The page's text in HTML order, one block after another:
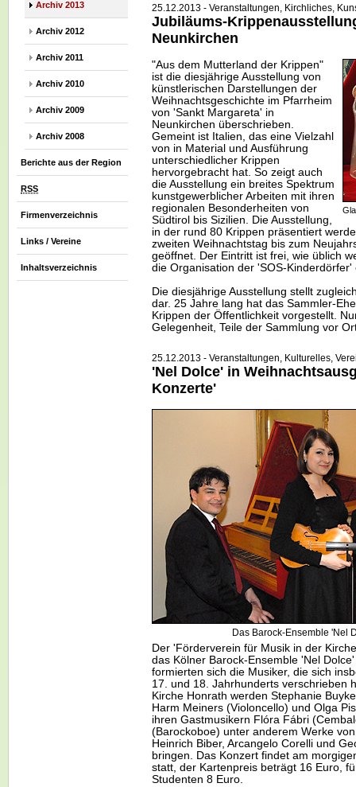
Archiv 2013
Archiv 2012
Archiv 2011
Archiv 2010
Archiv 2009
Archiv 2008
Berichte aus der Region
RSS
Firmenverzeichnis
Links / Vereine
Inhaltsverzeichnis
25.12.2013 - Veranstaltungen, Kirchliches,
Jubiläums-
Neunkirchen
"Aus dem Mutterland der Krippen"
ist die diesjährige Ausstellung von
künstlerischen Darstellungen der
Weihnachtsgeschichte im Pfarrheim
von 'Sankt Margareta' in
Neunkirchen überschrieben.
Gemeint ist Italien, das eine Vielzahl
von in Material und Ausführung
unterschiedlicher Krippen
hervorgebracht hat. So zeigt auch
die Ausstellung ein breites Spektrum
kunstgewerblicher Arbeiten mit ihren
regionalen Besonderheiten von
Südtirol bis Sizilien. Die Ausstellung,
in der rund 80 Krippen präsentiert
zweiten Weihnachtstag bis zum
geöffnet. Der Eintritt ist frei, wie üblich
die Organisation der 'SOS-Kinderdörfer'
Die diesjährige Ausstellung stellt
dar. 25 Jahre lang hat das Sammler-
Krippen der Öffentlichkeit vorgestellt.
Gelegenheit, Teile der Sammlung vor
25.12.2013 - Veranstaltungen, Kulturelles,
'Nel Dolce' in
Konzerte'
Das Barock-Ensemble 'Nel
Der 'Förderverein für Musik in der
das Kölner Barock-Ensemble 'Nel
formierten sich die Musiker, die sich
17. und 18. Jahrhunderts verschrieben
Kirche Honrath werden Stephanie
Harm Meiners (Violoncello) und Olga
ihren Gastmusikern Flóra Fábri
(Barockoboe) unter anderem Werke
Heinrich Biber, Arcangelo Corelli und
bringen. Das Konzert findet am
statt, der Kartenpreis beträgt 16 Euro,
Studenten 8 Euro.